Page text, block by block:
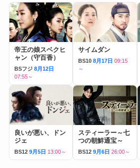
帝王の娘スベクヒ
ャン（守百香）
BSフジ 8月12日
07:55～
サイムダン
BS10 8月17日 09:15
～
良いが悪い、ドン
ジェ
BS12 9月5日 13:00～
スティーラー～七
つの朝鮮通宝～
BS12 9月6日 26:00～